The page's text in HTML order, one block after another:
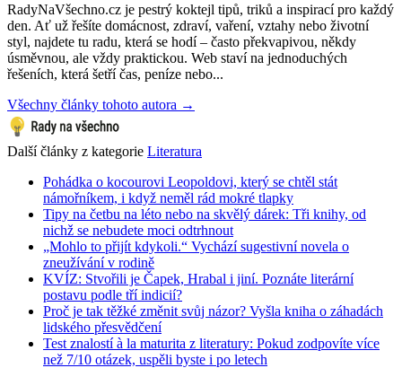
RadyNaVšechno.cz je pestrý koktejl tipů, triků a inspirací pro každý
den. Ať už řešíte domácnost, zdraví, vaření, vztahy nebo životní
styl, najdete tu radu, která se hodí – často překvapivou, někdy
úsměvnou, ale vždy praktickou. Web staví na jednoduchých
řešeních, která šetří čas, peníze nebo...
Všechny články tohoto autora →
Další články z kategorie Literatura
Pohádka o kocourovi Leopoldovi, který se chtěl stát
námořníkem, i když neměl rád mokré tlapky
Tipy na četbu na léto nebo na skvělý dárek: Tři knihy, od
nichž se nebudete moci odtrhnout
„Mohlo to přijít kdykoli.“ Vychází sugestivní novela o
zneužívání v rodině
KVÍZ: Stvořili je Čapek, Hrabal i jiní. Poznáte literární
postavu podle tří indicií?
Proč je tak těžké změnit svůj názor? Vyšla kniha o záhadách
lidského přesvědčení
Test znalostí à la maturita z literatury: Pokud zodpovíte více
než 7/10 otázek, uspěli byste i po letech